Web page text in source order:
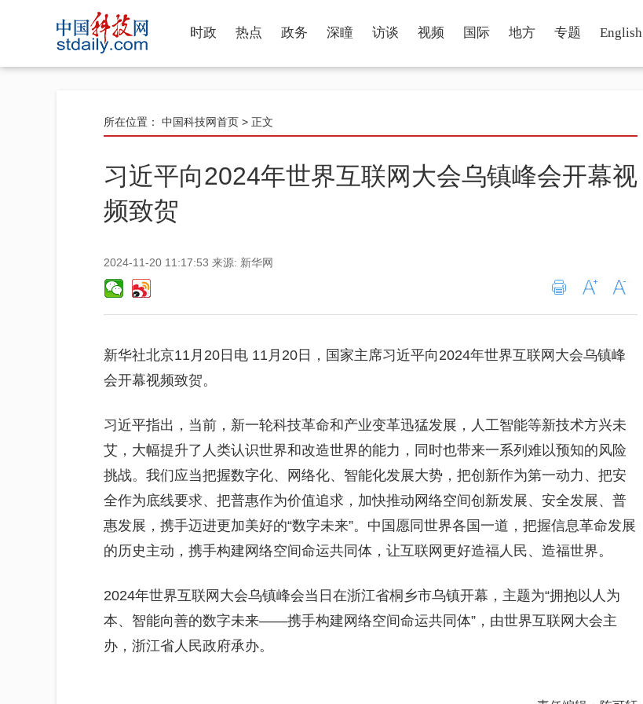
时政 热点 政务 深瞳 访谈 视频 国际 地方 专题 English
所在位置： 中国科技网首页 > 正文
习近平向2024年世界互联网大会乌镇峰会开幕视
频致贺
2024-11-20 11:17:53 来源: 新华网
新华社北京11月20日电 11月20日，国家主席习近平向2024年世界互联网大会乌镇峰
会开幕视频致贺。
习近平指出，当前，新一轮科技革命和产业变革迅猛发展，人工智能等新技术方兴未
艾，大幅提升了人类认识世界和改造世界的能力，同时也带来一系列难以预知的风险
挑战。我们应当把握数字化、网络化、智能化发展大势，把创新作为第一动力、把安
全作为底线要求、把普惠作为价值追求，加快推动网络空间创新发展、安全发展、普
惠发展，携手迈进更加美好的“数字未来”。中国愿同世界各国一道，把握信息革命发展
的历史主动，携手构建网络空间命运共同体，让互联网更好造福人民、造福世界。
2024年世界互联网大会乌镇峰会当日在浙江省桐乡市乌镇开幕，主题为“拥抱以人为
本、智能向善的数字未来——携手构建网络空间命运共同体”，由世界互联网大会主
办，浙江省人民政府承办。